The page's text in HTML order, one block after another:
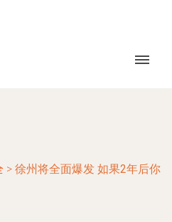
> 徐州将全面爆发 如果2年后你